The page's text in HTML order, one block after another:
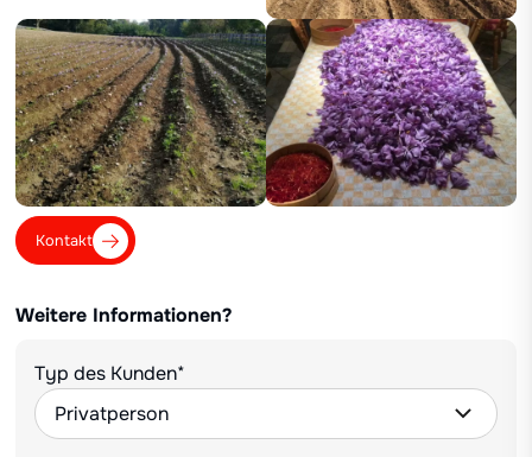
Kontakt
Weitere Informationen?
Typ des Kunden*